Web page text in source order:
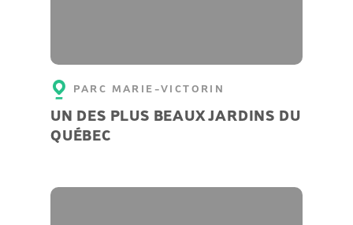
PARC MARIE-VICTORIN
UN DES PLUS BEAUX JARDINS DU
QUÉBEC